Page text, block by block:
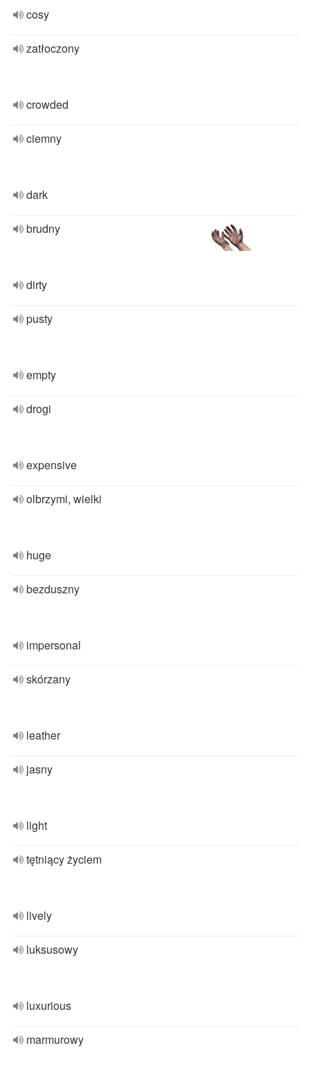
cosy
zatłoczony
crowded
ciemny
dark
brudny
dirty
pusty
empty
drogi
expensive
olbrzymi, wielki
huge
bezduszny
impersonal
skórzany
leather
jasny
light
tętniący życiem
lively
luksusowy
luxurious
marmurowy